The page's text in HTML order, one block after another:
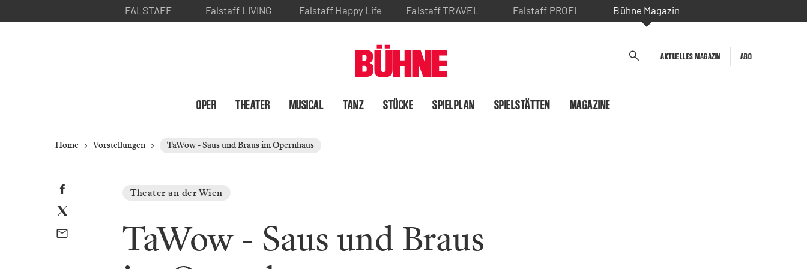
FALSTAFF Falstaff LIVING Falstaff Happy Life Falstaff TRAVEL Falstaff PROFI Bühne Magazin
AKTUELLES MAGAZIN ABO
OPER THEATER MUSICAL TANZ STÜCKE SPIELPLAN SPIELSTÄTTEN MAGAZINE
Home Vorstellungen TaWow - Saus und Braus im Opernhaus
Theater an der Wien
TaWow - Saus und Braus